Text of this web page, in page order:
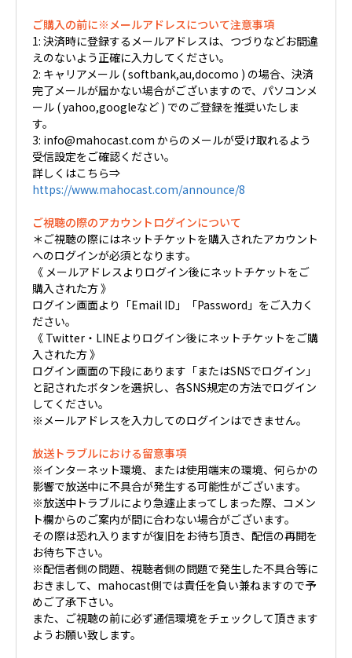
ご購入の前に※メールアドレスについて注意事項
1: 決済時に登録するメールアドレスは、つづりなどお間違
えのないよう正確に入力してください。
2: キャリアメール ( softbank,au,docomo ) の場合、決済
完了メールが届かない場合がございますので、パソコンメ
ール ( yahoo,googleなど ) でのご登録を推奨いたしま
す。
3: info@mahocast.com からのメールが受け取れるよう
受信設定をご確認ください。
詳しくはこちら⇒
https://www.mahocast.com/announce/8
ご視聴の際のアカウントログインについて
＊ご視聴の際にはネットチケットを購入されたアカウント
へのログインが必須となります。
《 メールアドレスよりログイン後にネットチケットをご
購入された方 》
ログイン画面より「Email ID」「Password」をご入力く
ださい。
《 Twitter・LINEよりログイン後にネットチケットをご購
入された方 》
ログイン画面の下段にあります「またはSNSでログイン」
と記されたボタンを選択し、各SNS規定の方法でログイン
してください。
※メールアドレスを入力してのログインはできません。
放送トラブルにおける留意事項
※インターネット環境、または使用端末の環境、何らかの
影響で放送中に不具合が発生する可能性がございます。
※放送中トラブルにより急遽止まってしまった際、コメン
ト欄からのご案内が間に合わない場合がございます。
その際は恐れ入りますが復旧をお待ち頂き、配信の再開を
お待ち下さい。
※配信者側の問題、視聴者側の問題で発生した不具合等に
おきまして、mahocast側では責任を負い兼ねますので予
めご了承下さい。
また、ご視聴の前に必ず通信環境をチェックして頂きます
ようお願い致します。